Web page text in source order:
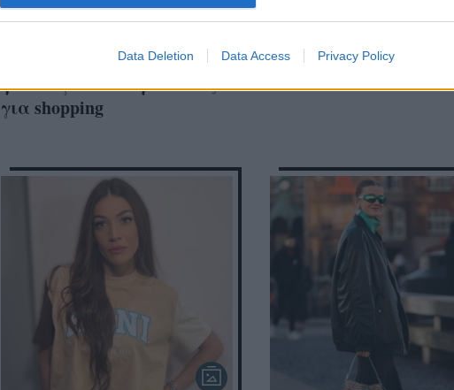
Data Deletion Data Access Privacy Policy
Μαρία Σολωμού: Το
έχει το ροκ στυλ που
φαντάζεσαι -3 προτάσεις
για shopping
Bomber jacket: Το
φθινοπωρινό street